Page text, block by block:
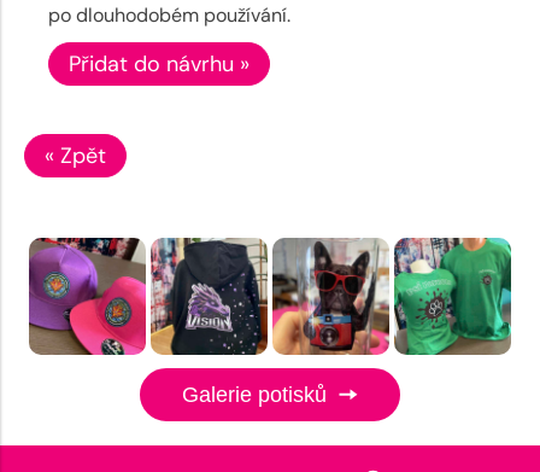
po dlouhodobém používání.
Přidat do návrhu »
« Zpět
Galerie potisků